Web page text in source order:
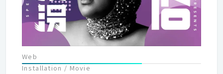
Web
Installation / Movie